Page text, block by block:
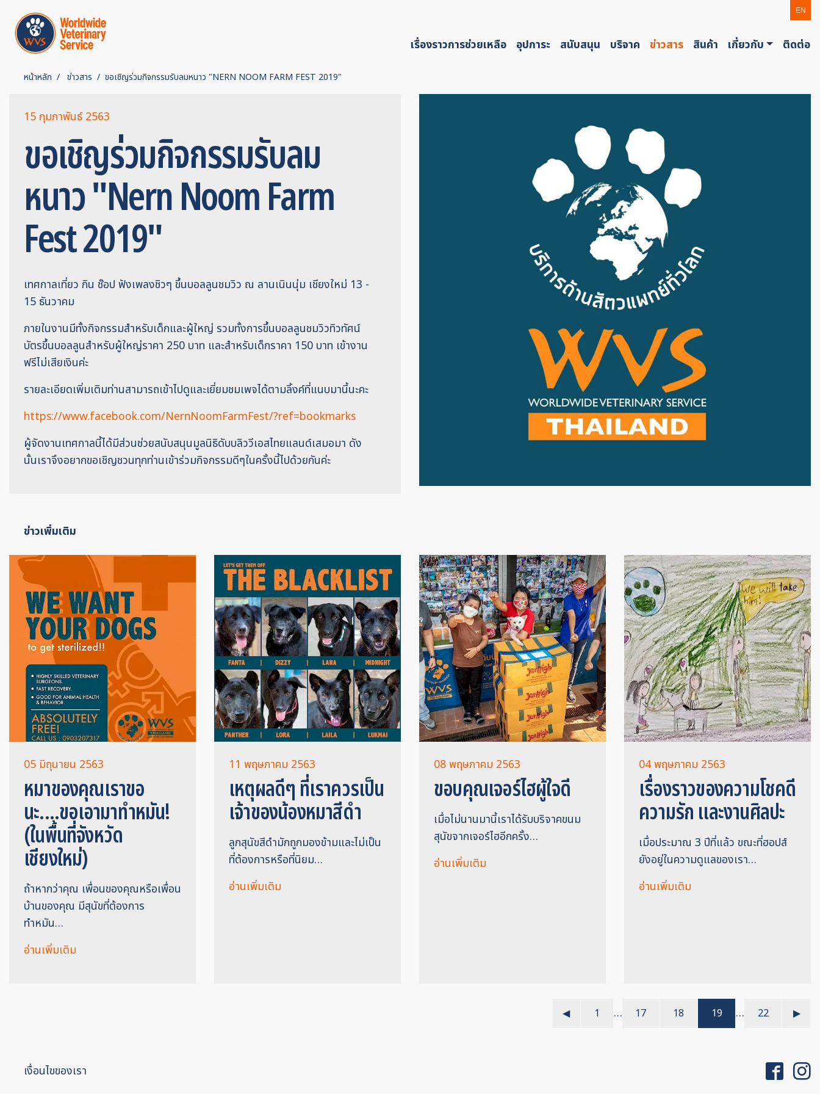
EN
เรื่องราวการช่วยเหลือ อุปการะ สนับสนุน บริจาค ข่าวสาร สินค้า เกี่ยวกับ ติดต่อ
หน้าหลัก ข่าวสาร ขอเชิญร่วมกิจกรรมรับลมหนาว "NERN NOOM FARM FEST 2019"
15 กุมภาพันธ์ 2563
ขอเชิญร่วมกิจกรรมรับลม
หนาว "Nern Noom Farm
Fest 2019"
เทศกาลเที่ยว กิน ช๊อป ฟังเพลงชิวๆ ขึ้นบอลลูนชมวิว ณ ลานเนินนุ่ม เชียงใหม่ 13 -
15 ธันวาคม
ภายในงานมีทั้งกิจกรรมสำหรับเด็กและผู้ใหญ่ รวมทั้งการขึ้นบอลลูนชมวิวทิวทัศน์
บัตรขึ้นบอลลูนสำหรับผู้ใหญ่ราคา 250 บาท และสำหรับเด็กราคา 150 บาท เข้างาน
ฟรีไม่เสียเงินค่ะ
รายละเอียดเพิ่มเติมท่านสามารถเข้าไปดูและเยี่ยมชมเพจได้ตามลิ้งค์ที่แนบมานี้นะคะ
https://www.facebook.com/NernNoomFarmFest/?ref=bookmarks
ผู้จัดงานเทศกาลนี้ได้มีส่วนช่วยสนับสนุนมูลนิธิดับบลิววีเอสไทยแลนด์เสมอมา ดัง
นั้นเราจึงอยากขอเชิญชวนทุกท่านเข้าร่วมกิจกรรมดีๆในครั้งนี้ไปด้วยกันค่ะ
ข่าวเพิ่มเติม
05 มิถุนายน 2563
หมาของคุณเราขอ
นะ....ขอเอามาทำหมัน!
(ในพื้นที่จังหวัด
เชียงใหม่)
ถ้าหากว่าคุณ เพื่อนของคุณหรือเพื่อน
บ้านของคุณ มีสุนัขที่ต้องการ
ทำหมัน…
อ่านเพิ่มเติม
11 พฤษภาคม 2563
เหตุผลดีๆ ที่เราควรเป็น
เจ้าของน้องหมาสีดำ
ลูกสุนัขสีดำมักถูกมองข้ามและไม่เป็น
ที่ต้องการหรือที่นิยม…
อ่านเพิ่มเติม
08 พฤษภาคม 2563
ขอบคุณเจอร์ไฮผู้ใจดี
เมื่อไม่นานมานี้เราได้รับบริจาคขนม
สุนัขจากเจอร์ไฮอีกครั้ง…
อ่านเพิ่มเติม
04 พฤษภาคม 2563
เรื่องราวของความโชคดี
ความรัก และงานศิลปะ
เมื่อประมาณ 3 ปีที่แล้ว ขณะที่ฮอปส์
ยังอยู่ในความดูแลของเรา…
อ่านเพิ่มเติม
◀︎ 1 … 17 18 19 … 22 ▶︎
เงื่อนไขของเรา